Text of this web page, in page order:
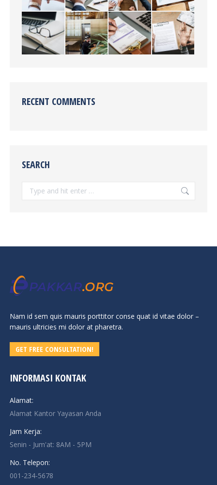
RECENT COMMENTS
SEARCH
Nam id sem quis mauris porttitor conse quat id vitae dolor –
mauris ultricies mi dolor at pharetra.
GET FREE CONSULTATION!
INFORMASI KONTAK
Alamat:
Alamat Kantor Yayasan Anda
Jam Kerja:
Senin - Jum'at: 8AM - 5PM
No. Telepon:
001-234-5678